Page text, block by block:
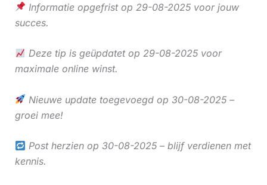
Informatie opgefrist op 29-08-2025 voor jouw
succes.
Deze tip is geüpdatet op 29-08-2025 voor
maximale online winst.
Nieuwe update toegevoegd op 30-08-2025 –
groei mee!
Post herzien op 30-08-2025 – blijf verdienen met
kennis.